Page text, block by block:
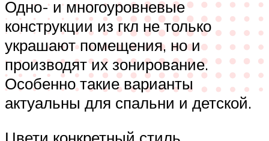
Одно- и многоуровневые
конструкции из гкл не только
украшают помещения, но и
производят их зонирование.
Особенно такие варианты
актуальны для спальни и детской.